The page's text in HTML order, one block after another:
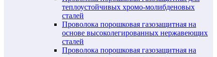
теплоустойчивых хромо-молибденовых
сталей
Проволока порошковая газозащитная на
основе высоколегированных нержавеющих
сталей
Проволока порошковая газозащитная на